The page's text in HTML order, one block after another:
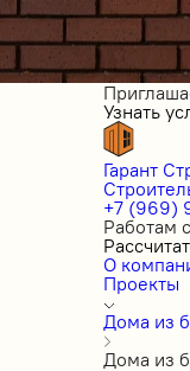
Узнать
Гарант
+7 (969)
Работам
О
Проекты
Дома из
Дома из